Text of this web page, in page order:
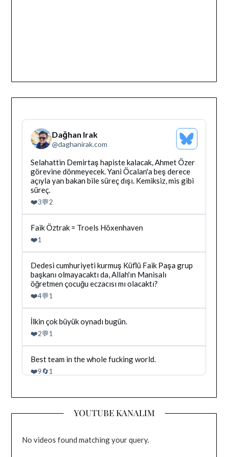
Dağhan Irak
@daghanirak.com
Bluesky
Profilini
Gor
Bluesky'da
Dağhan
Irak
tarafindan
yazilan
gonderiyi
goruntule
Selahattin Demirtaş hapiste kalacak, Ahmet Özer
görevine dönmeyecek. Yani Öcalan'a beş derece
açıyla yan bakan bile süreç dışı. Kemiksiz, mis gibi
süreç.
❤️3💬2
Bluesky'da
Dağhan
Irak
tarafindan
yazilan
gonderiyi
goruntule
Faik Öztrak = Troels Höxenhaven
❤️1
Bluesky'da
Dağhan
Irak
tarafindan
yazilan
gonderiyi
goruntule
Dedesi cumhuriyeti kurmuş Küflü Faik Paşa grup
başkanı olmayacaktı da, Allah'ın Manisalı
öğretmen çocuğu eczacısı mı olacaktı?
❤️4💬1
Bluesky'da
Dağhan
Irak
tarafindan
yazilan
gonderiyi
goruntule
İlkin çok büyük oynadı bugün.
❤️2💬1
Bluesky'da
Dağhan
Irak
yazilan
goruntule
Best team in the whole fucking world.
❤️9🔄1
YOUTUBE KANALIM
No videos found matching your query.